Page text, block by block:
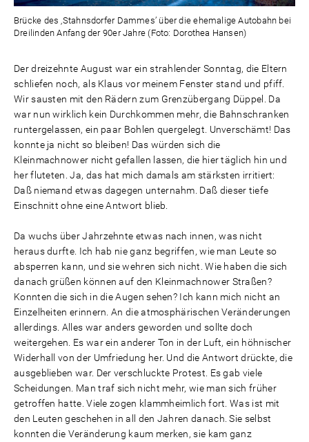
Brücke des ‚Stahnsdorfer Dammes’ über die ehemalige Autobahn bei
Dreilinden Anfang der 90er Jahre (Foto: Dorothea Hansen)
Der dreizehnte August war ein strahlender Sonntag, die Eltern
schliefen noch, als Klaus vor meinem Fenster stand und pfiff.
Wir sausten mit den Rädern zum Grenzübergang Düppel. Da
war nun wirklich kein Durchkommen mehr, die Bahnschranken
runtergelassen, ein paar Bohlen quergelegt. Unverschämt! Das
konnte ja nicht so bleiben! Das würden sich die
Kleinmachnower nicht gefallen lassen, die hier täglich hin und
her fluteten. Ja, das hat mich damals am stärksten irritiert:
Daß niemand etwas dagegen unternahm. Daß dieser tiefe
Einschnitt ohne eine Antwort blieb.
Da wuchs über Jahrzehnte etwas nach innen, was nicht
heraus durfte. Ich hab nie ganz begriffen, wie man Leute so
absperren kann, und sie wehren sich nicht. Wie haben die sich
danach grüßen können auf den Kleinmachnower Straßen?
Konnten die sich in die Augen sehen? Ich kann mich nicht an
Einzelheiten erinnern. An die atmosphärischen Veränderungen
allerdings. Alles war anders geworden und sollte doch
weitergehen. Es war ein anderer Ton in der Luft, ein höhnischer
Widerhall von der Umfriedung her. Und die Antwort drückte, die
ausgeblieben war. Der verschluckte Protest. Es gab viele
Scheidungen. Man traf sich nicht mehr, wie man sich früher
getroffen hatte. Viele zogen klammheimlich fort. Was ist mit
den Leuten geschehen in all den Jahren danach. Sie selbst
konnten die Veränderung kaum merken, sie kam ganz